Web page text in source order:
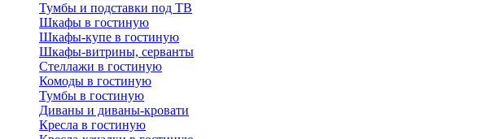
Тумбы и подставки под ТВ
Шкафы в гостиную
Шкафы-купе в гостиную
Шкафы-витрины, серванты
Стеллажи в гостиную
Комоды в гостиную
Тумбы в гостиную
Диваны и диваны-кровати
Кресла в гостиную